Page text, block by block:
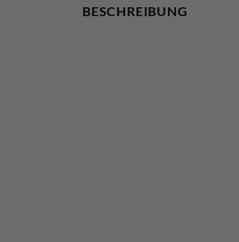
BESCHREIBUNG